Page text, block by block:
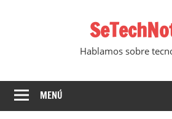
Hablamos sobre
MENÚ